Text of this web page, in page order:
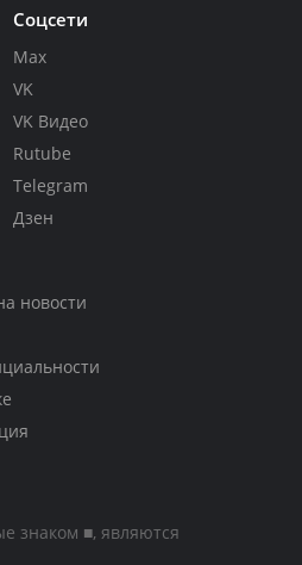
Соцсети
Max
VK
VK Видео
Rutube
Telegram
Дзен
новости
знаком ■, являются